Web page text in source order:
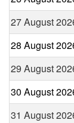
27 August
28 August
29 August
30 August
31 August